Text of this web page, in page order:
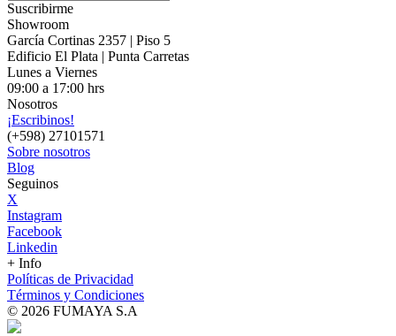
Suscribirme
Showroom
García Cortinas 2357 | Piso 5
Edificio El Plata | Punta Carretas
Lunes a Viernes
09:00 a 17:00 hrs
Nosotros
¡Escribinos!
(+598) 27101571
Sobre nosotros
Blog
Seguinos
X
Instagram
Facebook
Linkedin
+ Info
Políticas de Privacidad
Términos y Condiciones
© 2026 FUMAYA S.A